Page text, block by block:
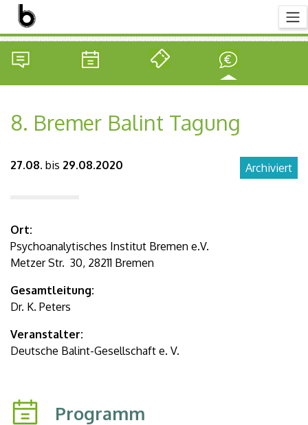
8. Bremer Balint Tagung
Archiviert
27.08. bis 29.08.2020
Ort:
Psychoanalytisches Institut Bremen e.V.
Metzer Str. 30, 28211 Bremen
Gesamtleitung:
Dr. K. Peters
Veranstalter:
Deutsche Balint-Gesellschaft e. V.
Programm